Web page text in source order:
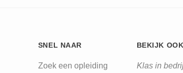
SNEL NAAR
Zoek een opleiding
BEKIJK OOK
Klas in